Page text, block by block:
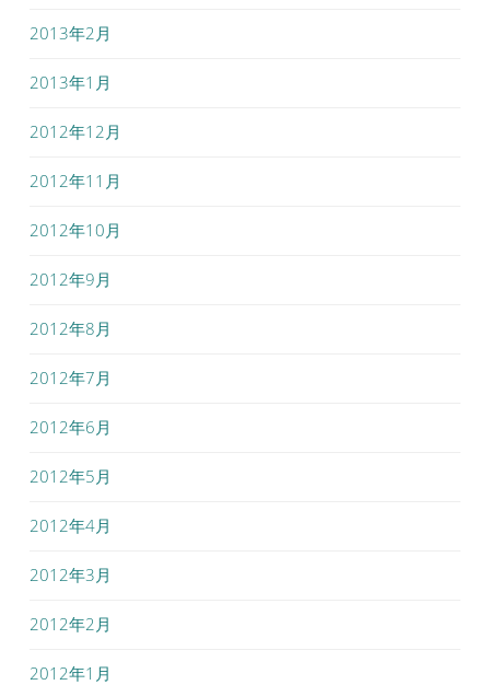
2013年2月
2013年1月
2012年12月
2012年11月
2012年10月
2012年9月
2012年8月
2012年7月
2012年6月
2012年5月
2012年4月
2012年3月
2012年2月
2012年1月